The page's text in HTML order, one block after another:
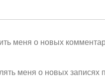
меня о новых
меня о новых записях